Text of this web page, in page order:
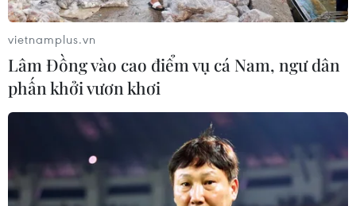
Hà Nội: Khẩu trang y tế, nước rửa
tay loạn giá, cháy hàng
vietnamplus.vn
Lâm Đồng vào cao điểm vụ cá Nam, ngư dân
phấn khởi vươn khơi